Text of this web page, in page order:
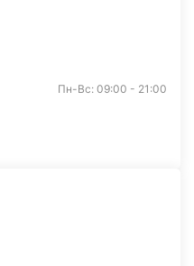
Пн-Вс: 09:00 - 21:00